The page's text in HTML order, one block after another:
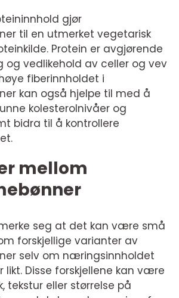
gjør
til en utmerket vegetarisk
Protein er avgjørende
og vedlikehold av celler og vev
fiberinnholdet i
kan også hjelpe til med å
kolesterolnivåer og
bidra til å kontrollere
mellom
seg at det kan være små
forskjellige varianter av
selv om næringsinnholdet
likt. Disse forskjellene kan være
tekstur eller størrelse på